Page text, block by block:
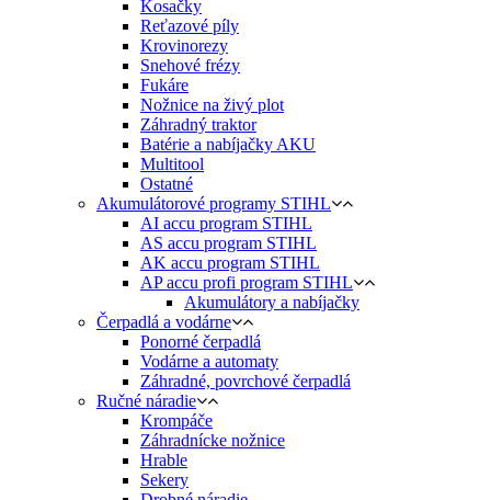
Kosačky
Reťazové píly
Krovinorezy
Snehové frézy
Fukáre
Nožnice na živý plot
Záhradný traktor
Batérie a nabíjačky AKU
Multitool
Ostatné
Akumulátorové programy STIHL
AI accu program STIHL
AS accu program STIHL
AK accu program STIHL
AP accu profi program STIHL
Akumulátory a nabíjačky
Čerpadlá a vodárne
Ponorné čerpadlá
Vodárne a automaty
Záhradné, povrchové čerpadlá
Ručné náradie
Krompáče
Záhradnícke nožnice
Hrable
Sekery